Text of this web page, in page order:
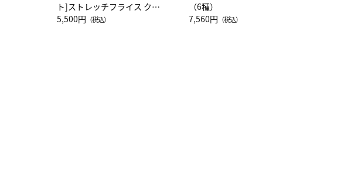
ト]ストレッチフライス クル
ーネック別注半袖Ｔシャツ
5,500円 （税込）
（6種）
7,560円 （税込）